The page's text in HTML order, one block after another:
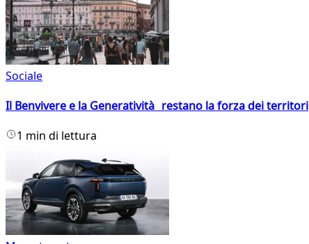
Sociale
Il Benvivere e la Generatività restano la forza dei territori
1 min di lettura